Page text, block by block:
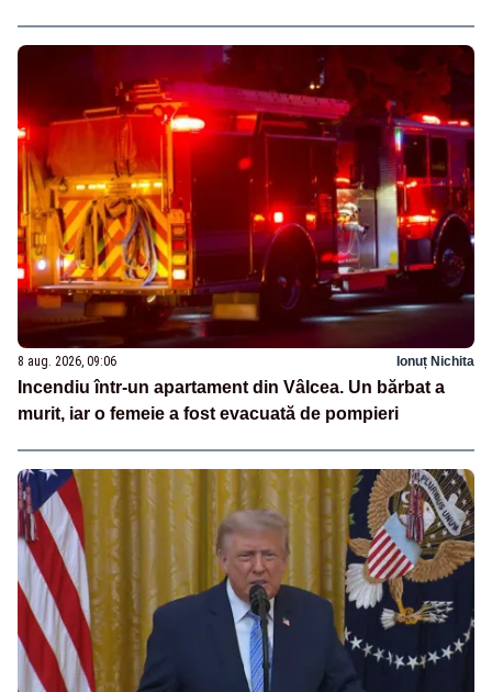
8 aug. 2026, 09:06 Ionuț Nichita
Incendiu într-un apartament din Vâlcea. Un bărbat a
murit, iar o femeie a fost evacuată de pompieri